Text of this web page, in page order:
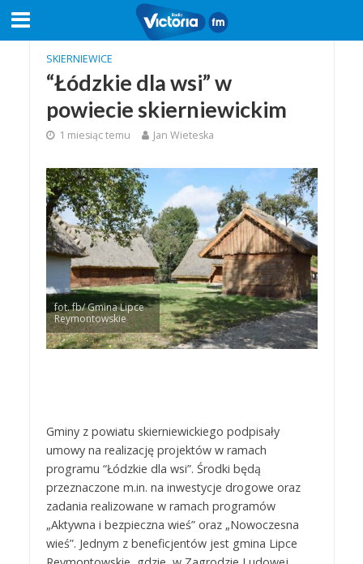
SKIERNIEWICE
“Łódzkie dla wsi” w
powiecie skierniewickim
1 miesiąc temu Jan Wieteska
fot. fb/ Gmina Lipce
Reymontowskie
Gminy z powiatu skierniewickiego podpisały
umowy na realizację projektów w ramach
programu “Łódzkie dla wsi”. Środki będą
przeznaczone m.in. na inwestycje drogowe oraz
zadania realizowane w ramach programów
„Aktywna i bezpieczna wieś” oraz „Nowoczesna
wieś”. Jednym z beneficjentów jest gmina Lipce